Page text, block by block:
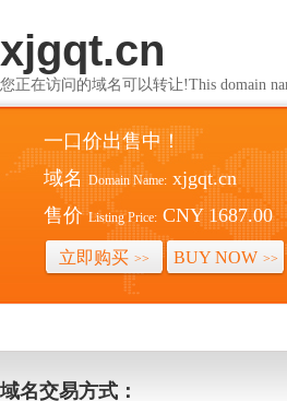
xjgqt.cn
您正在访问的域名可以转让!This domain
一口价出售中！
域名 Domain Name: xjgqt.cn
售价 Listing Price: CNY 1687.00
立即购买 >> BUY NOW >>
域名交易方式：